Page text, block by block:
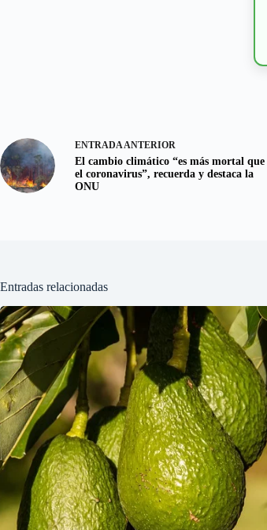
ENTRADAANTERIOR
El cambio climático “es más mortal que
el coronavirus”, recuerda y destaca la
ONU
Entradas relacionadas